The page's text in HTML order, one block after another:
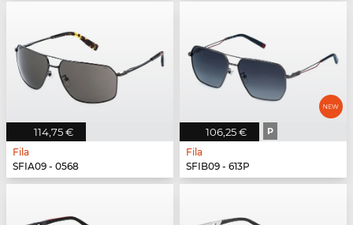
114,75 €
Fila
SFIA09 - 0568
106,25 € P
Fila
SFIB09 - 613P